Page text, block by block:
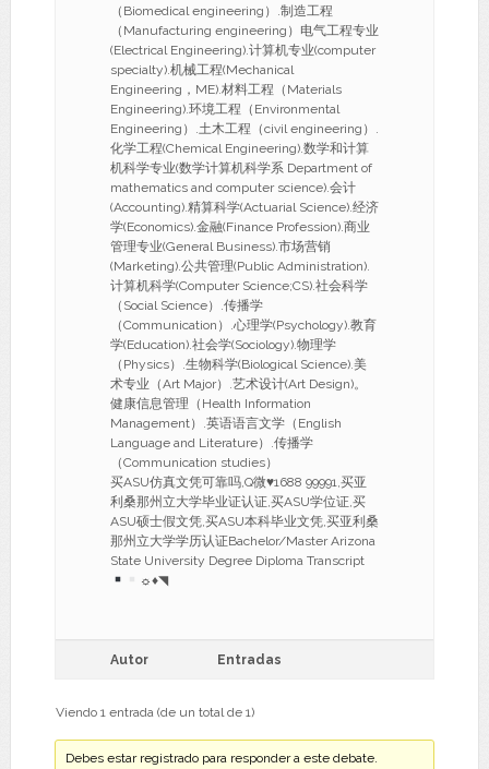
（Biomedical engineering）.制造工程
（Manufacturing engineering）电气工程专业
(Electrical Engineering).计算机专业(computer
specialty).机械工程(Mechanical
Engineering，ME).材料工程（Materials
Engineering).环境工程（Environmental
Engineering）.土木工程（civil engineering）.
化学工程(Chemical Engineering).数学和计算
机科学专业(数学计算机科学系 Department of
mathematics and computer science).会计
(Accounting).精算科学(Actuarial Science).经济
学(Economics).金融(Finance Profession).商业
管理专业(General Business).市场营销
(Marketing).公共管理(Public Administration).
计算机科学(Computer Science;CS).社会科学
（Social Science）.传播学
（Communication）.心理学(Psychology).教育
学(Education).社会学(Sociology).物理学
（Physics）.生物科学(Biological Science).美
术专业（Art Major）.艺术设计(Art Design)。
健康信息管理（Health Information
Management）.英语语言文学（English
Language and Literature）.传播学
（Communication studies）
买ASU仿真文凭可靠吗,Q微♥1688 99991,买亚
利桑那州立大学毕业证认证,买ASU学位证,买
ASU硕士假文凭,买ASU本科毕业文凭,买亚利桑
那州立大学学历认证Bachelor/Master Arizona
State University Degree Diploma Transcript
☼♦◥
Autor Entradas
Viendo 1 entrada (de un total de 1)
Debes estar registrado para responder a este debate.